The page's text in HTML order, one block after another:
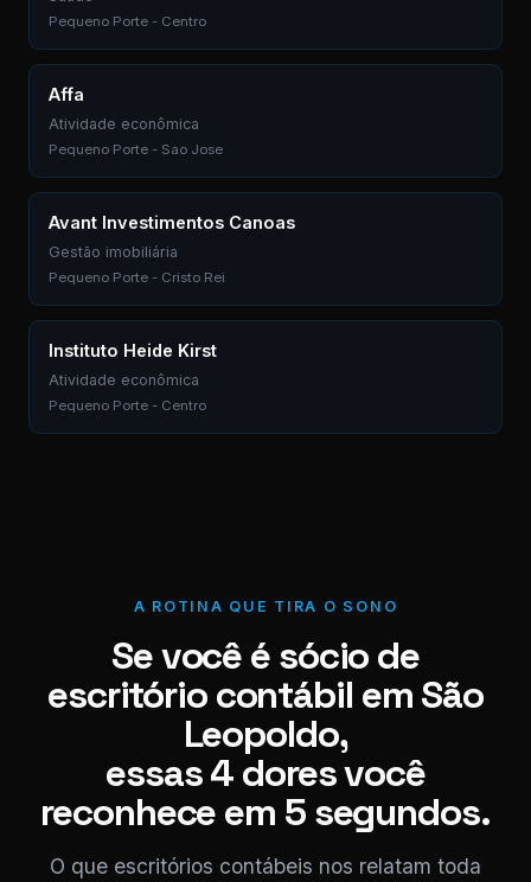
Pequeno Porte - Centro
Affa
Atividade econômica
Pequeno Porte - Sao Jose
Avant Investimentos Canoas
Gestão imobiliária
Pequeno Porte - Cristo Rei
Instituto Heide Kirst
Atividade econômica
Pequeno Porte - Centro
A ROTINA QUE TIRA O SONO
Se você é sócio de
escritório contábil em São
Leopoldo,
essas 4 dores você
reconhece em 5 segundos.
O que escritórios contábeis nos relatam toda